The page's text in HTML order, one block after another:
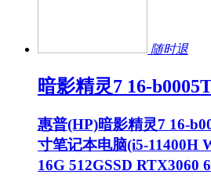
随时退
暗影精灵7 16-
惠普(HP)暗影精灵7 16-
寸笔记本电脑(i5-11400H
16G 512GSSD RTX3060